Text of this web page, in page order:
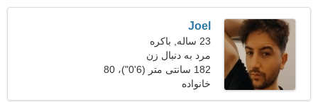
Joel
23 ساله, باکره
مرد به دنبال زن
182 سانتی متر (6'0")، 80
کیلوگرم (176 پوند)
خانواده